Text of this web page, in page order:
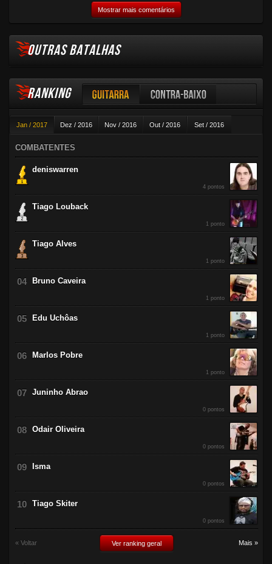
Mostrar mais comentários
OUTRAS BATALHAS
RANKING
Jan / 2017 Dez / 2016 Nov / 2016 Out / 2016 Set / 2016
Ago / 2016 Jul / 2016
Guitarra Contra-baixo
COMBATENTES
deniswarren
4 pontos
Tiago Louback
1 ponto
Tiago Alves
1 ponto
Bruno Caveira
1 ponto
Edu Uchôas
1 ponto
Marlos Pobre
1 ponto
Juninho Abrao
0 pontos
Odair Oliveira
0 pontos
Isma
0 pontos
Tiago Skiter
0 pontos
« Voltar Ver ranking geral Mais »